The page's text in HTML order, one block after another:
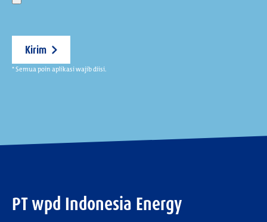
Kirim
* Semua poin aplikasi wajib diisi.
PT wpd Indonesia Energy